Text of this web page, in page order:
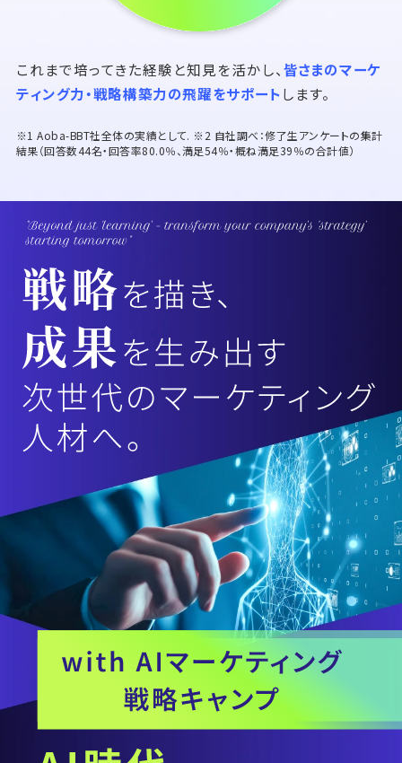
これまで培ってきた経験と知見を活かし、 皆さまのマーケ
ティング力・戦略構築力の飛躍をサポートします。
※1 Aoba-BBT社全体の実績として. ※2 自社調べ：修了生アンケートの集計
結果（回答数44名・回答率80.0％、満足54％・概ね満足39％の合計値）